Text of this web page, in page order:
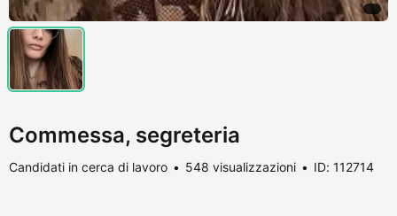
Commessa, segreteria
Candidati in cerca di lavoro 548 visualizzazioni ID: 112714